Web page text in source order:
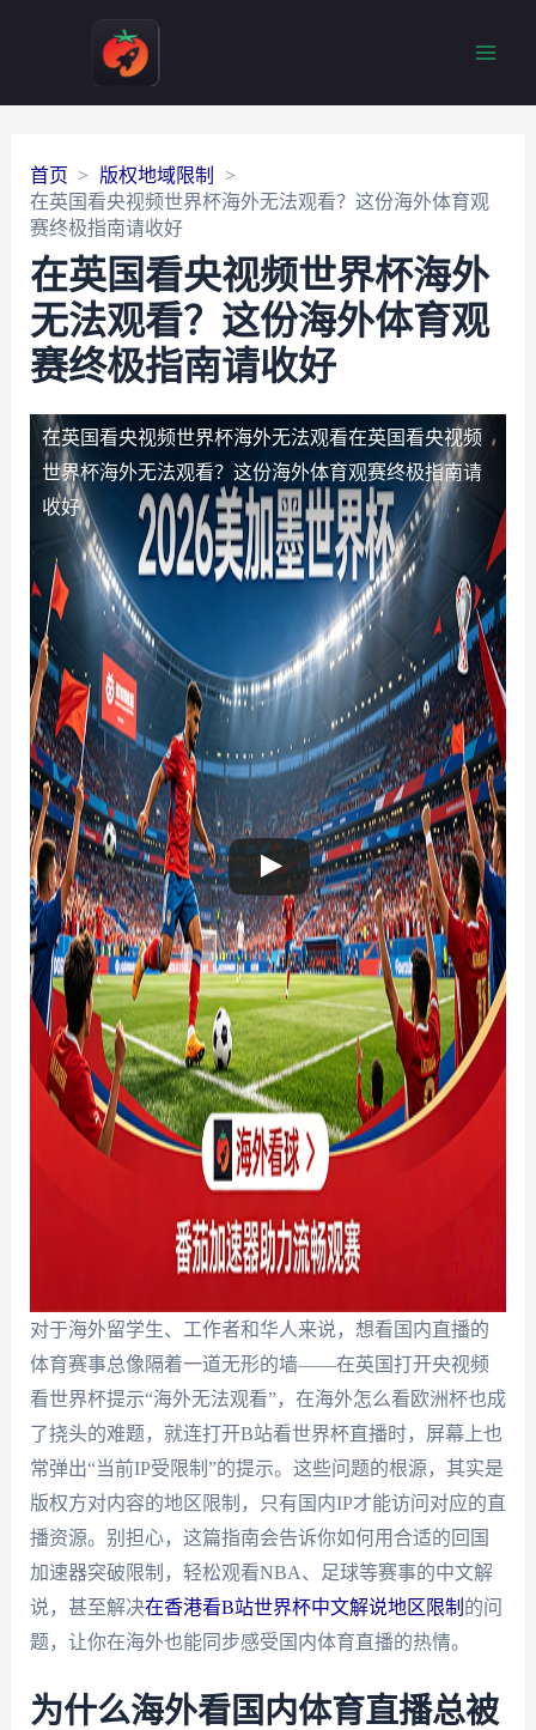
首页
版权地域限制
在英国看央视频世界杯海外无法观看？这份海外体育观
赛终极指南请收好
在英国看央视频世界杯海外
无法观看？这份海外体育观
赛终极指南请收好
在英国看央视频世界杯海外无法观看在英国看央视频
世界杯海外无法观看？这份海外体育观赛终极指南请
收好
对于海外留学生、工作者和华人来说，想看国内直播的
体育赛事总像隔着一道无形的墙——在英国打开央视频
看世界杯提示“海外无法观看”，在海外怎么看欧洲杯也成
了挠头的难题，就连打开B站看世界杯直播时，屏幕上也
常弹出“当前IP受限制”的提示。这些问题的根源，其实是
版权方对内容的地区限制，只有国内IP才能访问对应的直
播资源。别担心，这篇指南会告诉你如何用合适的回国
加速器突破限制，轻松观看NBA、足球等赛事的中文解
说，甚至解决在香港看B站世界杯中文解说地区限制 的问
题，让你在海外也能同步感受国内体育直播的热情。
为什么海外看国内体育直播总被